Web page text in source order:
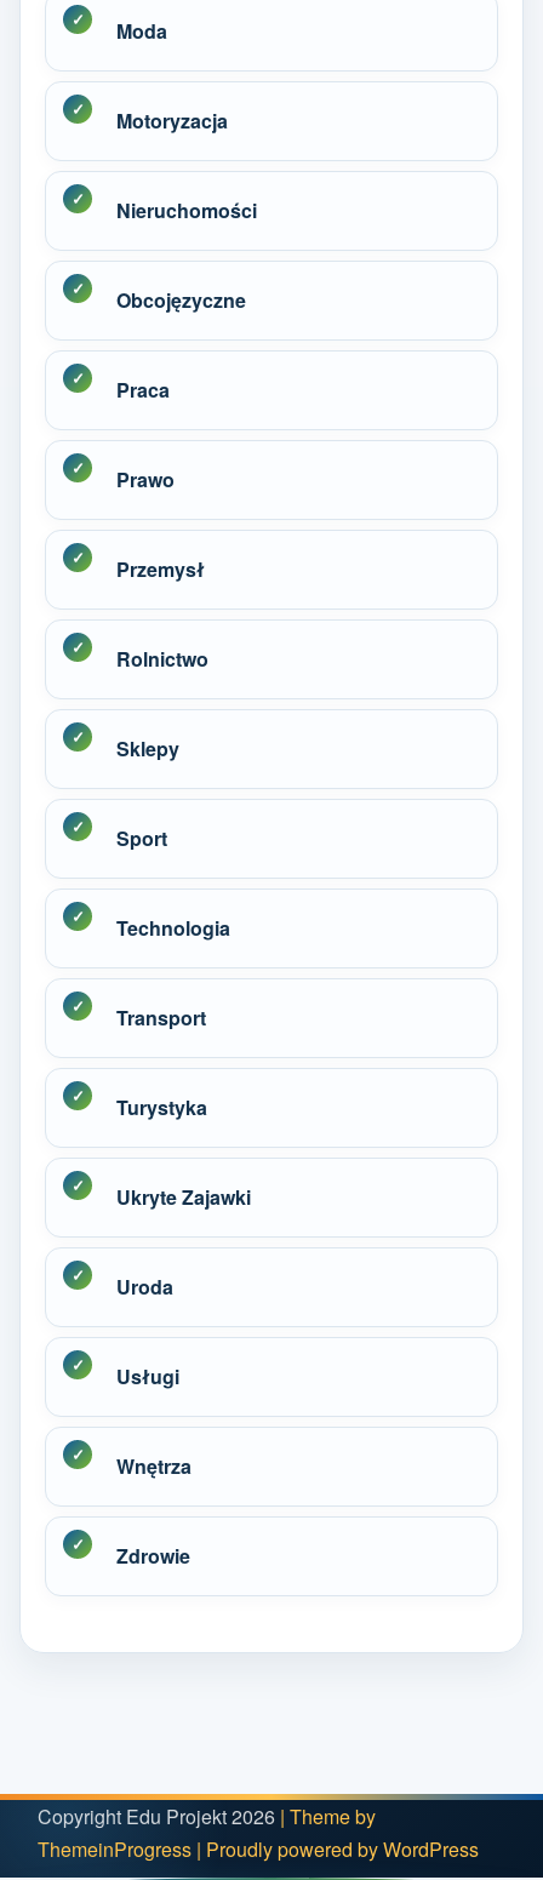
Moda
Motoryzacja
Nieruchomości
Obcojęzyczne
Praca
Prawo
Przemysł
Rolnictwo
Sklepy
Sport
Technologia
Transport
Turystyka
Ukryte Zajawki
Uroda
Usługi
Wnętrza
Zdrowie
Copyright Edu Projekt 2026 | Theme by
ThemeinProgress | Proudly powered by WordPress